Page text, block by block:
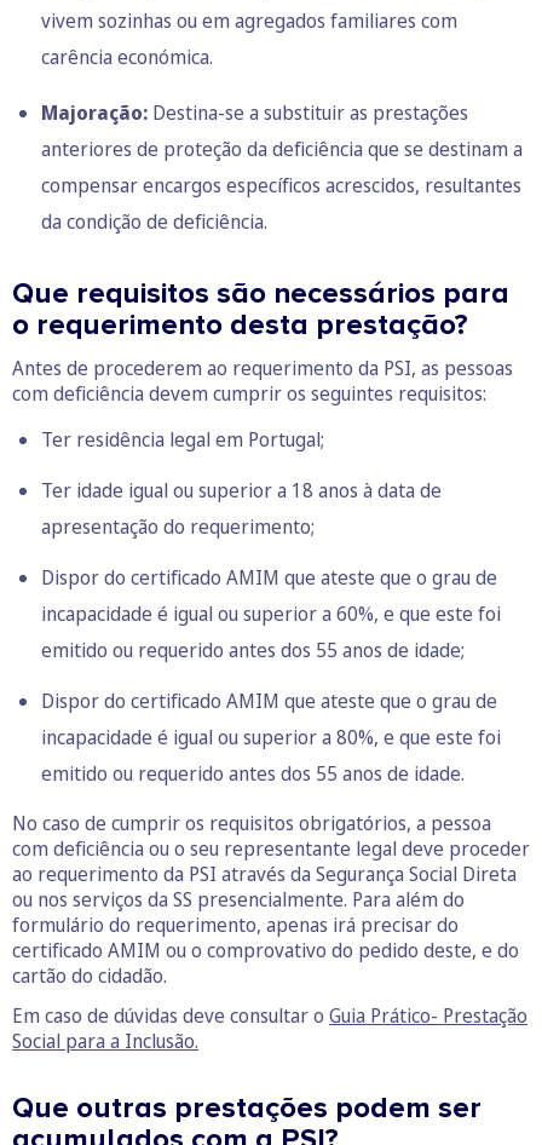
vivem sozinhas ou em agregados familiares com
carência económica.
Majoração: Destina-se a substituir as prestações
anteriores de proteção da deficiência que se destinam a
compensar encargos específicos acrescidos, resultantes
da condição de deficiência.
Que requisitos são necessários para
o requerimento desta prestação?
Antes de procederem ao requerimento da PSI, as pessoas
com deficiência devem cumprir os seguintes requisitos:
Ter residência legal em Portugal;
Ter idade igual ou superior a 18 anos à data de
apresentação do requerimento;
Dispor do certificado AMIM que ateste que o grau de
incapacidade é igual ou superior a 60%, e que este foi
emitido ou requerido antes dos 55 anos de idade;
Dispor do certificado AMIM que ateste que o grau de
incapacidade é igual ou superior a 80%, e que este foi
emitido ou requerido antes dos 55 anos de idade.
No caso de cumprir os requisitos obrigatórios, a pessoa
com deficiência ou o seu representante legal deve proceder
ao requerimento da PSI através da Segurança Social Direta
ou nos serviços da SS presencialmente. Para além do
formulário do requerimento, apenas irá precisar do
certificado AMIM ou o comprovativo do pedido deste, e do
cartão do cidadão.
Em caso de dúvidas deve consultar o Guia Prático- Prestação
Social para a Inclusão.
Que outras prestações podem ser